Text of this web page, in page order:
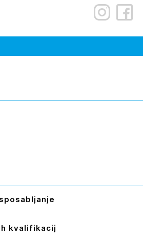
je namenjena le ZAPS
REGISTRIRAJTE SE
kvalifikacij